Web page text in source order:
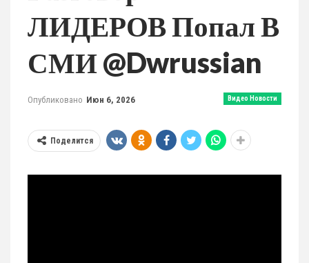
ЛИДЕРОВ Попал В
СМИ @dwrussian
Видео Новости
Опубликовано Июн 6, 2026
Поделится